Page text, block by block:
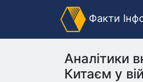
Факти
Аналітики
Китаєм у